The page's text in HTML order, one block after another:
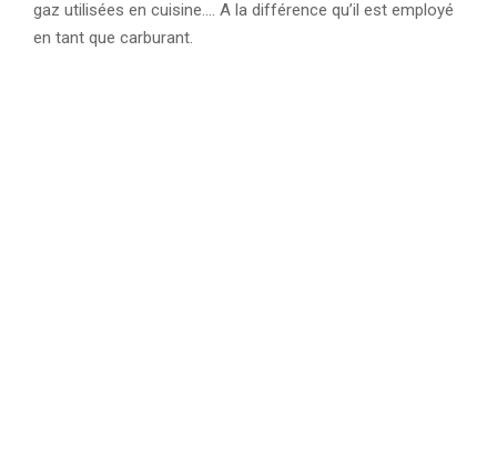
gaz utilisées en cuisine…. A la différence qu’il est employé
en tant que carburant.